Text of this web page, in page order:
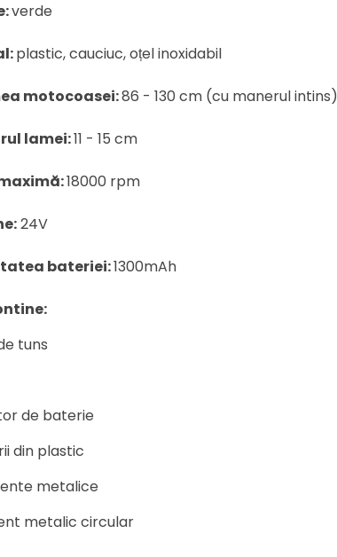
verde
plastic, cauciuc, oțel inoxidabil
motocoasei:86 - 130 cm (cu manerul intins)
lamei:11 - 15 cm
18000 rpm
24V
bateriei:1300mAh
tuns
de baterie
din plastic
metalice
metalic circular